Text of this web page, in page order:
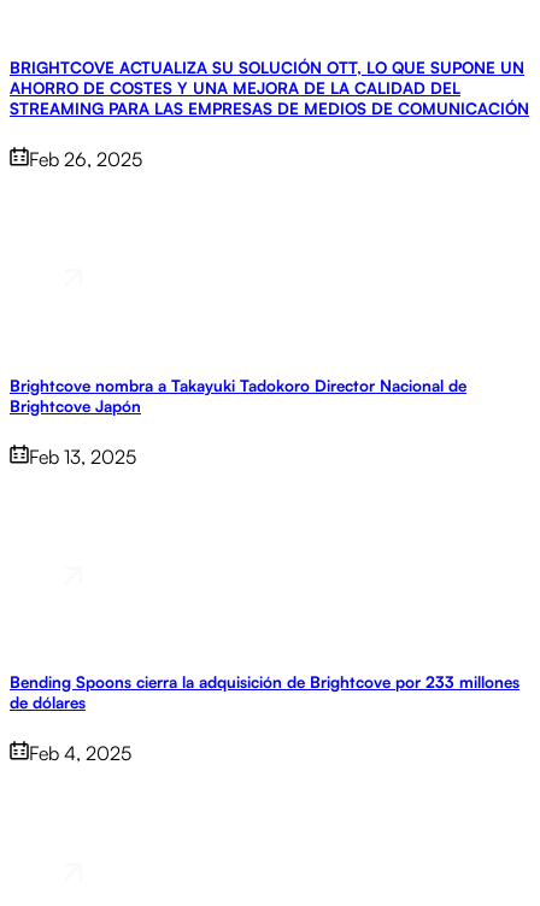
BRIGHTCOVE ACTUALIZA SU SOLUCIÓN OTT, LO QUE SUPONE UN
AHORRO DE COSTES Y UNA MEJORA DE LA CALIDAD DEL
STREAMING PARA LAS EMPRESAS DE MEDIOS DE COMUNICACIÓN
Feb 26, 2025
Brightcove nombra a Takayuki Tadokoro Director Nacional de
Brightcove Japón
Feb 13, 2025
Bending Spoons cierra la adquisición de Brightcove por 233 millones
de dólares
Feb 4, 2025